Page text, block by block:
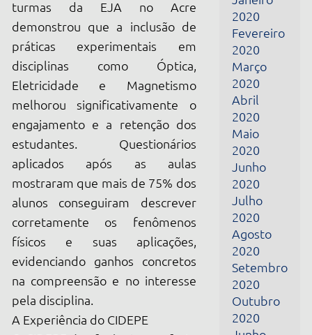
aplicados após as aulas
mostraram que mais de 75% dos
alunos conseguiram descrever
corretamente os fenômenos
físicos e suas aplicações,
evidenciando ganhos concretos
na compreensão e no interesse
pela disciplina.
A Experiência do CIDEPE
O CIDEPE é referência na oferta
de equipamentos para ensino
experimental, promovendo uma
ciência viva e acessível para
escolas públicas e privadas de
todo o Brasil. Desde laboratórios
móveis até kits didáticos de
física, química e biologia, o
instituto trabalha para tornar a
experimentação uma realidade
Junho
2020
Julho
2020
Agosto
2020
Setembro
2020
Outubro
2020
Junho
2021
Julho
2021
Novembro
2021
Dezembro
2021
Janeiro
2022
Fevereiro